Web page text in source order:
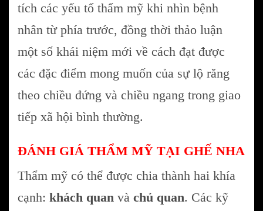
tích các yếu tố thẩm mỹ khi nhìn bệnh
nhân từ phía trước, đồng thời thảo luận
một số khái niệm mới về cách đạt được
các đặc điểm mong muốn của sự lộ răng
theo chiều đứng và chiều ngang trong giao
tiếp xã hội bình thường.
ĐÁNH GIÁ THẨM MỸ TẠI GHẾ NHA
Thẩm mỹ có thể được chia thành hai khía
cạnh: khách quan và chủ quan. Các kỹ